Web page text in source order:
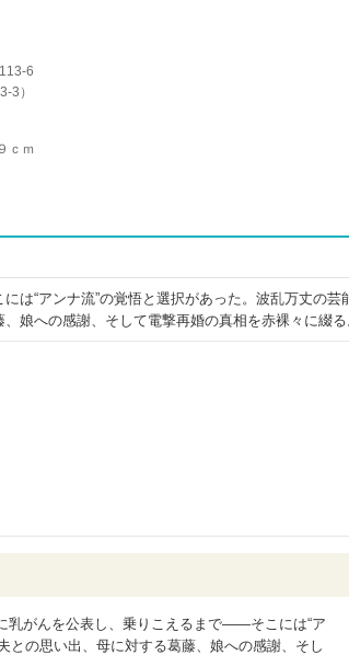
6
3 ）
ｃｍ
は“アンナ流”の覚悟と選択があった。波乱万丈の芸
娘への感謝、そして電撃再婚の真相を赤裸々に綴る
がんを公表し、乗りこえるまで――そこには“ア
との思い出、母に対する葛藤、娘への感謝、そし